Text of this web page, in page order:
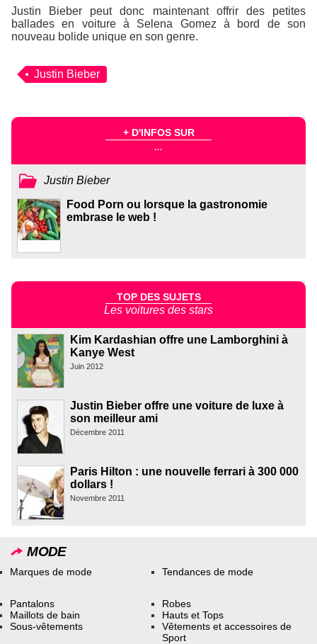
Justin Bieber peut donc maintenant offrir des petites
ballades en voiture à Selena Gomez à bord de son
nouveau bolide unique en son genre.
Justin Bieber
+ D'INFOS SUR
...
Justin Bieber
Food Porn ou lorsque la gastronomie
embrase le web !
TOP DES SUJETS
Les voitures des stars
Kim Kardashian offre une Lamborghini à
Kanye West
Juin 2012
Justin Bieber offre une voiture de luxe à
son meilleur ami
Décembre 2011
Paris Hilton : une nouvelle ferrari à 300 000
dollars !
Novembre 2011
MODE
Marques de mode Tendances de mode
Pantalons
Maillots de bain
Sous-vêtements
Robes
Hauts et Tops
Vêtements et accessoires de
Sport